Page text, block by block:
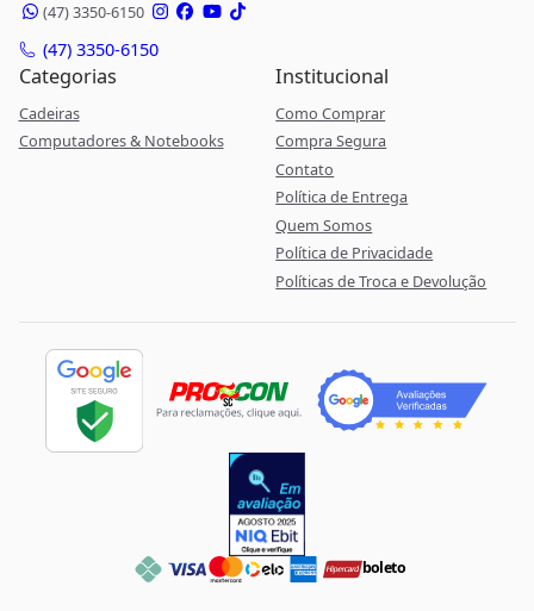
(47) 3350-6150
(47) 3350-6150
Categorias
Cadeiras
Computadores & Notebooks
Institucional
Como Comprar
Compra Segura
Contato
Política de Entrega
Quem Somos
Política de Privacidade
Políticas de Troca e Devolução
boleto